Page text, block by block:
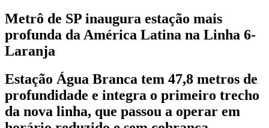
Laranja
Estação Água Branca tem 47,8 metros de
profundidade e integra o primeiro trecho
da nova linha, que passou a operar em
horário reduzido e sem cobrança
de tarifa